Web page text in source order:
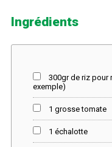
Ingrédients
300gr de riz pour
exemple)
1 grosse tomate
1 échalotte